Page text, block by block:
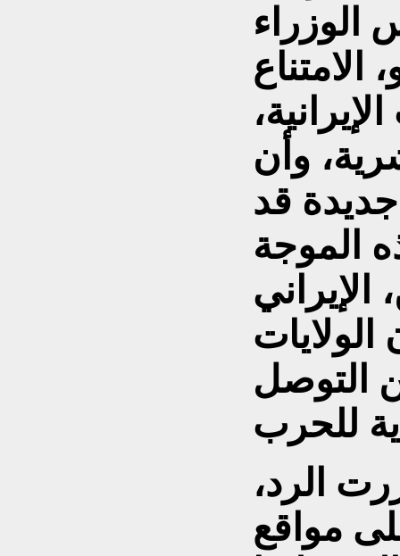
الامتناع
وأن
قد
الموجة
الولايات
التوصل
الرد،
مواقع